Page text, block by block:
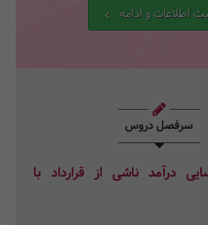
اطلاعات و ادامه
سرفصل دروس
درآمد ناشی از قرارداد با